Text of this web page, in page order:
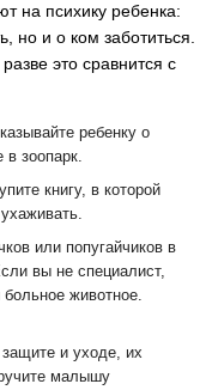
на психику ребенка:
но и о ком заботиться.
это сравнится с
ребенку о
в зоопарк.
книгу, в которой
или попугайчиков в
вы не специалист,
животное.
и уходе, их
малышу